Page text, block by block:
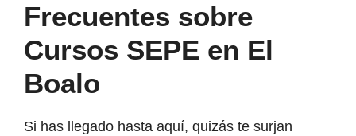
Frecuentes sobre
Cursos SEPE en El
Boalo
Si has llegado hasta aquí, quizás te surjan